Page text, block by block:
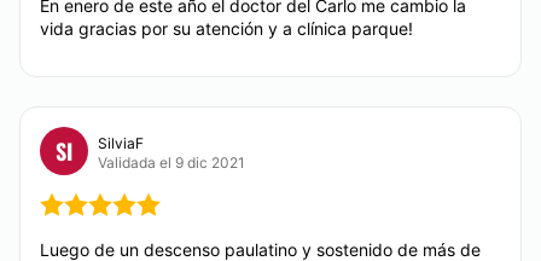
En enero de este año el doctor del Carlo me cambio la
vida gracias por su atención y a clínica parque!
SI
SilviaF
Validada el 9 dic 2021
Luego de un descenso paulatino y sostenido de más de